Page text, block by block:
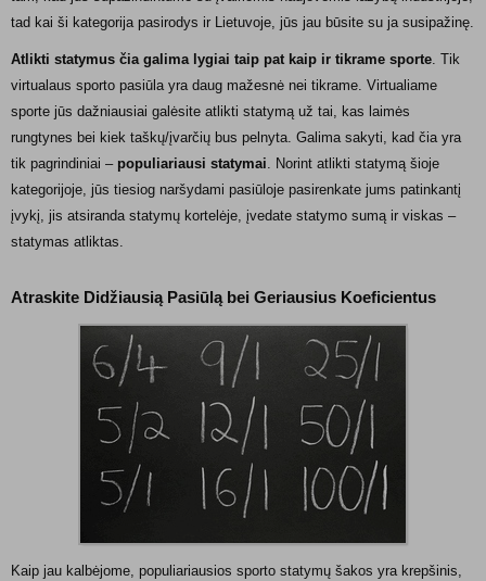
tad kai ši kategorija pasirodys ir Lietuvoje, jūs jau būsite su ja susipažinę.
Atlikti statymus čia galima lygiai taip pat kaip ir tikrame sporte. Tik
virtualaus sporto pasiūla yra daug mažesnė nei tikrame. Virtualiame
sporte jūs dažniausiai galėsite atlikti statymą už tai, kas laimės
rungtynes bei kiek taškų/įvarčių bus pelnyta. Galima sakyti, kad čia yra
tik pagrindiniai – populiariausi statymai. Norint atlikti statymą šioje
kategorijoje, jūs tiesiog naršydami pasiūloje pasirenkate jums patinkantį
įvykį, jis atsiranda statymų kortelėje, įvedate statymo sumą ir viskas –
statymas atliktas.
Atraskite Didžiausią Pasiūlą bei Geriausius Koeficientus
Kaip jau kalbėjome, populiariausios sporto statymų šakos yra krepšinis,